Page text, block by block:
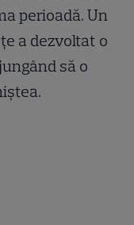
perioadă. Un
a dezvoltat o
să o